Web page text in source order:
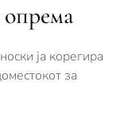
опрема
ја корегира
за